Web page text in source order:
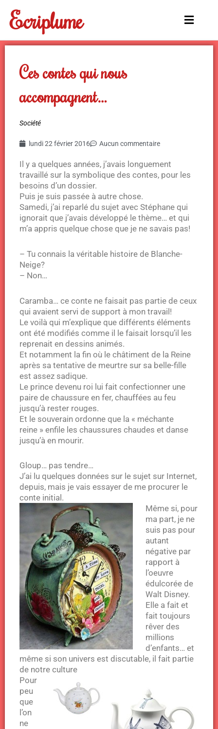
contenu
Ecriplume
Main
Ces contes qui nous
accompagnent…
Société
lundi 22 février 2016 Aucun commentaire
Il y a quelques années, j’avais longuement
travaillé sur la symbolique des contes, pour les
besoins d’un dossier.
Puis je suis passée à autre chose.
Samedi, j’ai reparlé du sujet avec Stéphane qui
ignorait que j’avais développé le thème… et qui
m’a appris quelque chose que je ne savais pas!
– Tu connais la véritable histoire de Blanche-
Neige?
– Non…
Caramba… ce conte ne faisait pas partie de ceux
qui avaient servi de support à mon travail!
Le voilà qui m’explique que différents éléments
ont été modifiés comme il le faisait lorsqu’il les
reprenait en dessins animés.
Et notamment la fin où le châtiment de la Reine
après sa tentative de meurtre sur sa belle-fille
est assez sadique.
Le prince devenu roi lui fait confectionner une
paire de chaussure en fer, chauffées au feu
jusqu’à rester rouges.
Et le souverain ordonne que la « méchante
reine » enfile les chaussures chaudes et danse
jusqu’à en mourir.
Gloup… pas tendre…
J’ai lu quelques données sur le sujet sur Internet,
depuis, mais je vais essayer de me procurer le
conte initial.
Même si, pour
ma part, je ne
suis pas pour
autant
négative par
rapport à
l’oeuvre
édulcorée de
Walt Disney.
Elle a fait et
fait toujours
rêver des
millions
d’enfants… et
même si son univers est discutable, il fait partie
de notre culture
Pour
peu
que
l’on
ne